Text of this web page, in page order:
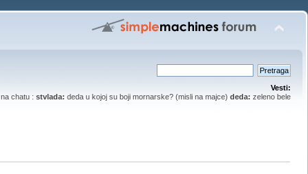
Vesti:
na chatu : stvlada: deda u kojoj su boji mornarske? (misli na majce) deda: zeleno bele